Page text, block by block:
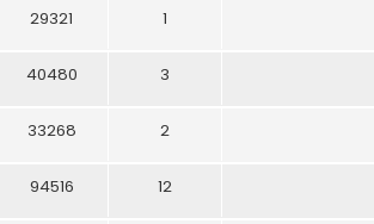
1
29321
3
40480
2
33268
12
94516